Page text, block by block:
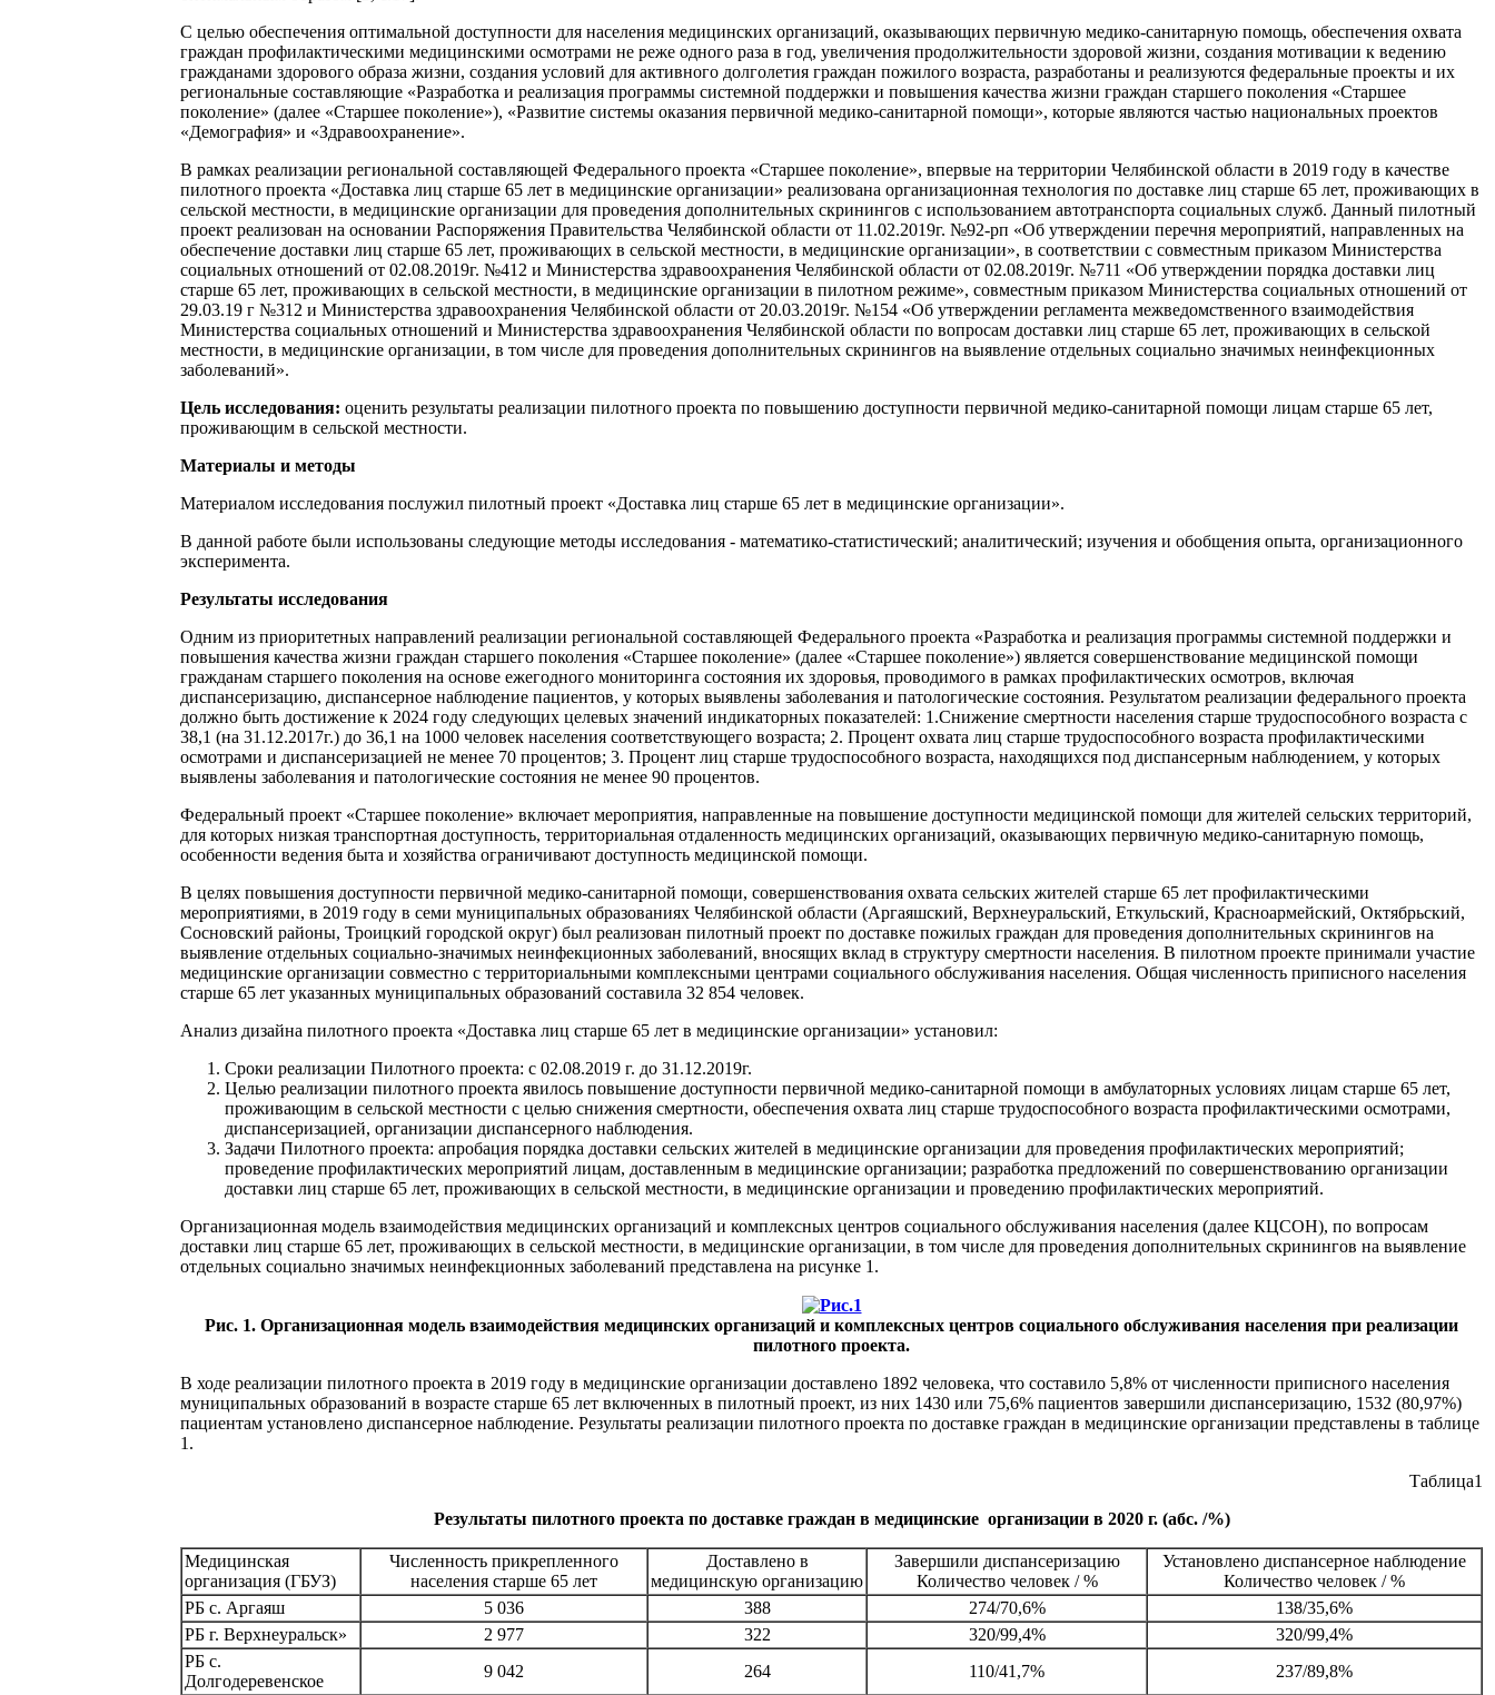
С целью обеспечения оптимальной доступности для населения медицинских организаций, оказывающих первичную медико-санитарную помощь, обеспечения охвата
граждан профилактическими медицинскими осмотрами не реже одного раза в год, увеличения продолжительности здоровой жизни, создания мотивации к ведению
гражданами здорового образа жизни, создания условий для активного долголетия граждан пожилого возраста, разработаны и реализуются федеральные проекты и их
региональные составляющие «Разработка и реализация программы системной поддержки и повышения качества жизни граждан старшего поколения «Старшее
поколение» (далее «Старшее поколение»), «Развитие системы оказания первичной медико-санитарной помощи», которые являются частью национальных проектов
«Демография» и «Здравоохранение».
В рамках реализации региональной составляющей Федерального проекта «Старшее поколение», впервые на территории Челябинской области в 2019 году в качестве
пилотного проекта «Доставка лиц старше 65 лет в медицинские организации» реализована организационная технология по доставке лиц старше 65 лет, проживающих в
сельской местности, в медицинские организации для проведения дополнительных скринингов с использованием автотранспорта социальных служб. Данный пилотный
проект реализован на основании Распоряжения Правительства Челябинской области от 11.02.2019г. №92-рп «Об утверждении перечня мероприятий, направленных на
обеспечение доставки лиц старше 65 лет, проживающих в сельской местности, в медицинские организации», в соответствии с совместным приказом Министерства
социальных отношений от 02.08.2019г. №412 и Министерства здравоохранения Челябинской области от 02.08.2019г. №711 «Об утверждении порядка доставки лиц
старше 65 лет, проживающих в сельской местности, в медицинские организации в пилотном режиме», совместным приказом Министерства социальных отношений от
29.03.19 г №312 и Министерства здравоохранения Челябинской области от 20.03.2019г. №154 «Об утверждении регламента межведомственного взаимодействия
Министерства социальных отношений и Министерства здравоохранения Челябинской области по вопросам доставки лиц старше 65 лет, проживающих в сельской
местности, в медицинские организации, в том числе для проведения дополнительных скринингов на выявление отдельных социально значимых неинфекционных
заболеваний».
Цель исследования: оценить результаты реализации пилотного проекта по повышению доступности первичной медико-санитарной помощи лицам старше 65 лет,
проживающим в сельской местности.
Материалы и методы
Материалом исследования послужил пилотный проект «Доставка лиц старше 65 лет в медицинские организации».
В данной работе были использованы следующие методы исследования - математико-статистический; аналитический; изучения и обобщения опыта, организационного
эксперимента.
Результаты исследования
Одним из приоритетных направлений реализации региональной составляющей Федерального проекта «Разработка и реализация программы системной поддержки и
повышения качества жизни граждан старшего поколения «Старшее поколение» (далее «Старшее поколение») является совершенствование медицинской помощи
гражданам старшего поколения на основе ежегодного мониторинга состояния их здоровья, проводимого в рамках профилактических осмотров, включая
диспансеризацию, диспансерное наблюдение пациентов, у которых выявлены заболевания и патологические состояния. Результатом реализации федерального проекта
должно быть достижение к 2024 году следующих целевых значений индикаторных показателей: 1.Снижение смертности населения старше трудоспособного возраста с
38,1 (на 31.12.2017г.) до 36,1 на 1000 человек населения соответствующего возраста; 2. Процент охвата лиц старше трудоспособного возраста профилактическими
осмотрами и диспансеризацией не менее 70 процентов; 3. Процент лиц старше трудоспособного возраста, находящихся под диспансерным наблюдением, у которых
выявлены заболевания и патологические состояния не менее 90 процентов.
Федеральный проект «Старшее поколение» включает мероприятия, направленные на повышение доступности медицинской помощи для жителей сельских территорий,
для которых низкая транспортная доступность, территориальная отдаленность медицинских организаций, оказывающих первичную медико-санитарную помощь,
особенности ведения быта и хозяйства ограничивают доступность медицинской помощи.
В целях повышения доступности первичной медико-санитарной помощи, совершенствования охвата сельских жителей старше 65 лет профилактическими
мероприятиями, в 2019 году в семи муниципальных образованиях Челябинской области (Аргаяшский, Верхнеуральский, Еткульский, Красноармейский, Октябрьский,
Сосновский районы, Троицкий городской округ) был реализован пилотный проект по доставке пожилых граждан для проведения дополнительных скринингов на
выявление отдельных социально-значимых неинфекционных заболеваний, вносящих вклад в структуру смертности населения. В пилотном проекте принимали участие
медицинские организации совместно с территориальными комплексными центрами социального обслуживания населения. Общая численность приписного населения
старше 65 лет указанных муниципальных образований составила 32 854 человек.
Анализ дизайна пилотного проекта «Доставка лиц старше 65 лет в медицинские организации» установил:
Сроки реализации Пилотного проекта: с 02.08.2019 г. до 31.12.2019г.
Целью реализации пилотного проекта явилось повышение доступности первичной медико-санитарной помощи в амбулаторных условиях лицам старше 65 лет,
проживающим в сельской местности с целью снижения смертности, обеспечения охвата лиц старше трудоспособного возраста профилактическими осмотрами,
диспансеризацией, организации диспансерного наблюдения.
Задачи Пилотного проекта: апробация порядка доставки сельских жителей в медицинские организации для проведения профилактических мероприятий;
проведение профилактических мероприятий лицам, доставленным в медицинские организации; разработка предложений по совершенствованию организации
доставки лиц старше 65 лет, проживающих в сельской местности, в медицинские организации и проведению профилактических мероприятий.
Организационная модель взаимодействия медицинских организаций и комплексных центров социального обслуживания населения (далее КЦСОН), по вопросам
доставки лиц старше 65 лет, проживающих в сельской местности, в медицинские организации, в том числе для проведения дополнительных скринингов на выявление
отдельных социально значимых неинфекционных заболеваний представлена на рисунке 1.
Рис. 1. Организационная модель взаимодействия медицинских организаций и комплексных центров социального обслуживания населения при реализации
пилотного проекта.
В ходе реализации пилотного проекта в 2019 году в медицинские организации доставлено 1892 человека, что составило 5,8% от численности приписного населения
муниципальных образований в возрасте старше 65 лет включенных в пилотный проект, из них 1430 или 75,6% пациентов завершили диспансеризацию, 1532 (80,97%)
пациентам установлено диспансерное наблюдение. Результаты реализации пилотного проекта по доставке граждан в медицинские организации представлены в таблице
1.
Таблица1
Результаты пилотного проекта по доставке граждан в медицинские организации в 2020 г. (абс. /%)
Медицинская
организация (ГБУЗ)
Численность прикрепленного
населения старше 65 лет
Доставлено в
медицинскую организацию
Завершили диспансеризацию
Количество человек / %
Установлено диспансерное наблюдение
Количество человек / %
РБ с. Аргаяш
5 036 388 274/70,6%
138/35,6%
РБ г. Верхнеуральск»
2 977 322 320/99,4%
320/99,4%
РБ с.
Долгодеревенское
9 042 264 110/41,7% 237/89,8%